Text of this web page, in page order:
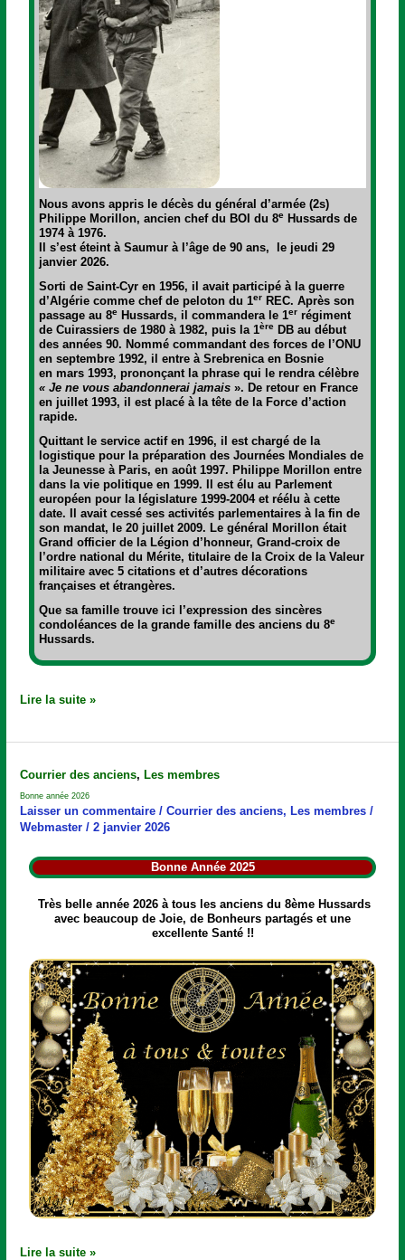
Nous avons appris le décès du général d’armée (2s)
Philippe Morillon, ancien chef du BOI du 8e Hussards de
1974 à 1976.
Il s’est éteint à Saumur à l’âge de 90 ans, le jeudi 29
janvier 2026.
Sorti de Saint-Cyr en 1956, il avait participé à la guerre
d’Algérie comme chef de peloton du 1er REC. Après son
passage au 8e Hussards, il commandera le 1er régiment
de Cuirassiers de 1980 à 1982, puis la 1ère DB au début
des années 90. Nommé commandant des forces de l’ONU
en septembre 1992, il entre à Srebrenica en Bosnie
en mars 1993, prononçant la phrase qui le rendra célèbre
« Je ne vous abandonnerai jamais». De retour en France
en juillet 1993, il est placé à la tête de la Force d’action
rapide.
Quittant le service actif en 1996, il est chargé de la
logistique pour la préparation des Journées Mondiales de
la Jeunesse à Paris, en août 1997. Philippe Morillon entre
dans la vie politique en 1999. Il est élu au Parlement
européen pour la législature 1999-2004 et réélu à cette
date. Il avait cessé ses activités parlementaires à la fin de
son mandat, le 20 juillet 2009. Le général Morillon était
Grand officier de la Légion d’honneur, Grand-croix de
l’ordre national du Mérite, titulaire de la Croix de la Valeur
militaire avec 5 citations et d’autres décorations
françaises et étrangères.
Que sa famille trouve ici l’expression des sincères
condoléances de la grande famille des anciens du 8e
Hussards.
Lire la suite »
Courrier des anciens, Les membres
Bonne année 2026
Laisser un commentaire /Courrier des anciens, Les membres /
Webmaster/2 janvier 2026
Bonne Année 2025
Très belle année 2026 à tous les anciens du 8ème Hussards
avec beaucoup de Joie, de Bonheurs partagés et une
excellente Santé !!
Bonne
2026
Lire la suite »